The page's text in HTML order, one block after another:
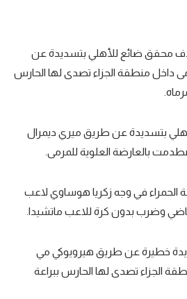
محقق ضائع للأهلي بتسديدة عن
داخل منطقة الجزاء تصدى لها الحارس
بتسديدة عن طريق ميري ديمرال
بالعارضة العلوية للمرمى.
الحمراء في وجه زكريا هوساوي لاعب
وضرب بدون كرة للاعب ماتشيدا.
73 تسديدة خطيرة عن طريق هيرويوكي مي
الجزاء تصدى لها الحارس ببراعة